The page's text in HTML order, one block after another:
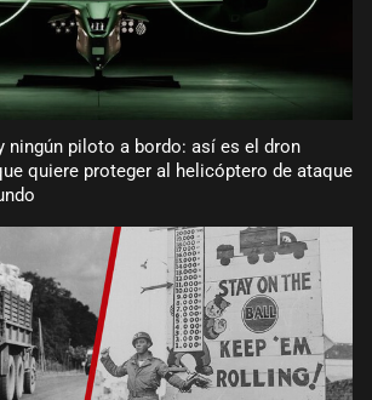
ningún piloto a bordo: así es el dron
quiere proteger al helicóptero de ataque